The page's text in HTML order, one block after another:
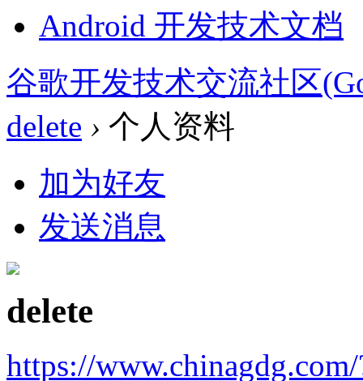
Android 开发技术文档
谷歌开发技术交流社区
delete › 个人资料
加为好友
发送消息
delete
https://